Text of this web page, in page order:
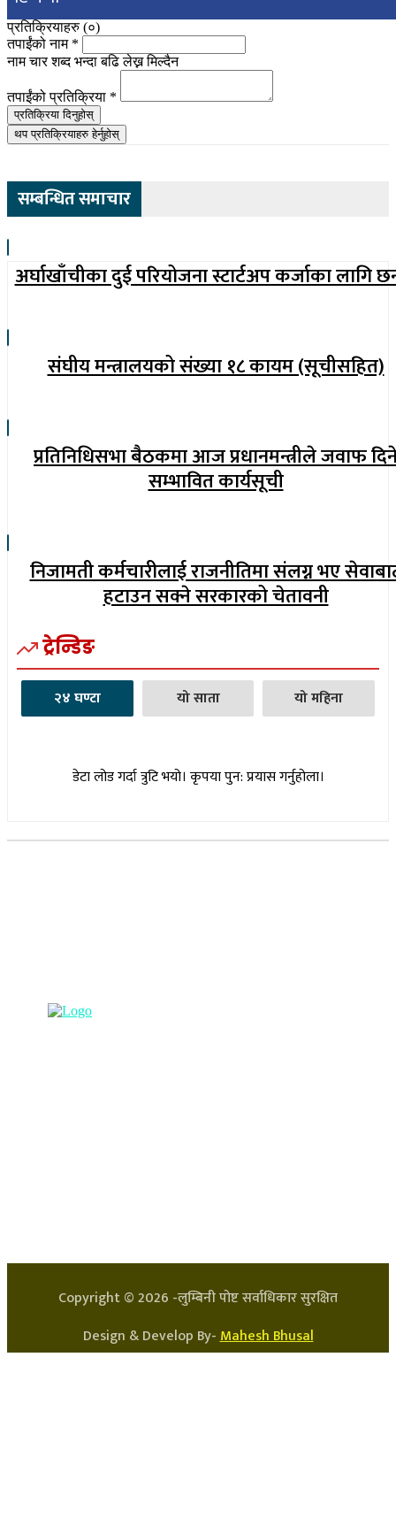
प्रतिक्रियाहरु (०)
तपाईंको नाम *
नाम चार शब्द भन्दा बढि लेख्न मिल्दैन
तपाईंको प्रतिक्रिया *
प्रतिक्रिया दिनुहोस्
थप प्रतिक्रियाहरु हेर्नुहोस्
सम्बन्धित समाचार
अर्घाखाँचीका दुई परियोजना स्टार्टअप कर्जाका लागि
संघीय मन्त्रालयको संख्या १८ कायम (सूचीसहित)
प्रतिनिधिसभा बैठकमा आज प्रधानमन्त्रीले जवाफ
सम्भावित कार्यसूची
निजामती कर्मचारीलाई राजनीतिमा संलग्न भए
हटाउन सक्ने सरकारको चेतावनी
ट्रेन्डिङ
२४ घण्टा यो साता यो महिना
डेटा लोड गर्दा त्रुटि भयो। कृपया पुन: प्रयास गर्नुहोला।
Copyright ©2026 -लुम्बिनी पोष्ट सर्वाधिकार सुरक्षित
Design & Develop By-Mahesh Bhusal